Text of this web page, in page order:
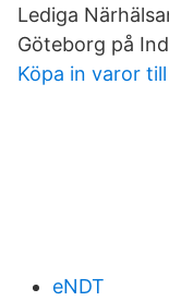
Lediga
Göteborg på
Köpa in varor
eNDT